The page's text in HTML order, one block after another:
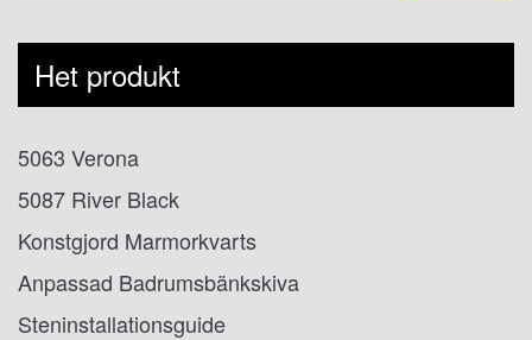
Het produkt
5063 Verona
5087 River Black
Konstgjord Marmorkvarts
Anpassad Badrumsbänkskiva
Steninstallationsguide